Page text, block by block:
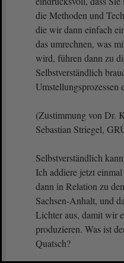
die Methoden und
die wir dann einfach
das umrechnen, was
wird, führen dann zu
Selbstverständlich
(Zustimmung von Dr.
Sebastian Striegel,
Selbstverständlich
Ich addiere jetzt
dann in Relation zu
Sachsen-Anhalt, und
Lichter aus, damit wir
produzieren. Was ist
Quatsch?